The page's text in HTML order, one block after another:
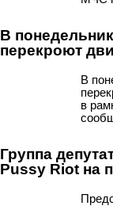
В
перекроют
В
в
Группа
Pussy Riot на